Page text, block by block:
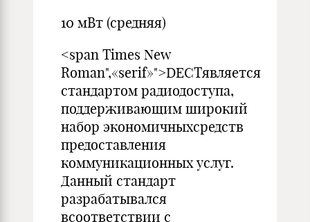
10 мВт (средняя)
<span Times New
Roman",«serif»">DECTявляется
стандартом радиодоступа,
поддерживающим широкий
набор экономичныхсредств
предоставления
коммуникационных услуг.
Данный стандарт
разрабатывался
всоответствии с